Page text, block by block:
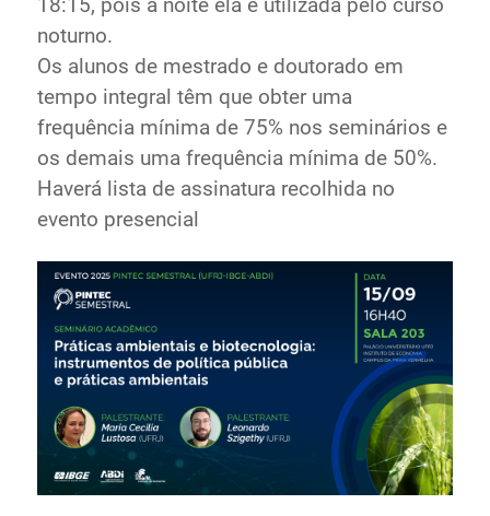
18:15, pois à noite ela é utilizada pelo curso
noturno.
Os alunos de mestrado e doutorado em
tempo integral têm que obter uma
frequência mínima de 75% nos seminários e
os demais uma frequência mínima de 50%.
Haverá lista de assinatura recolhida no
evento presencial